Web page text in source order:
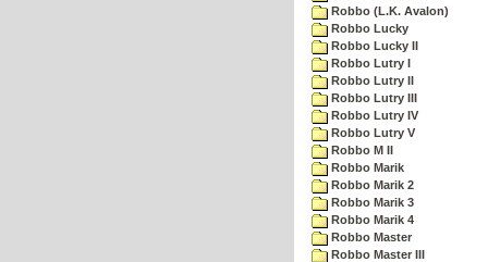
Robbo (L.K. Avalon)
Robbo Lucky
Robbo Lucky II
Robbo Lutry I
Robbo Lutry II
Robbo Lutry III
Robbo Lutry IV
Robbo Lutry V
Robbo M II
Robbo Marik
Robbo Marik 2
Robbo Marik 3
Robbo Marik 4
Robbo Master
Robbo Master III